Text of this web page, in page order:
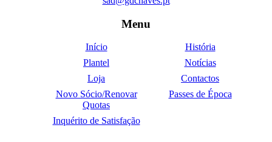
Menu
Início
História
Plantel
Notícias
Loja
Contactos
Novo Sócio/Renovar
Quotas
Passes de Época
Inquérito de Satisfação